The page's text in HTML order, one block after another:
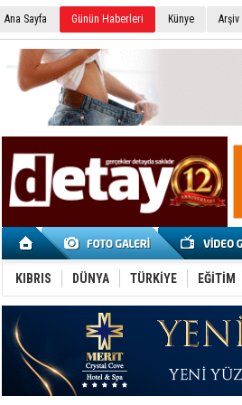
Ana Sayfa Günün Haberleri Künye Arşiv
KIBRIS DÜNYA TÜRKİYE EĞİTİM